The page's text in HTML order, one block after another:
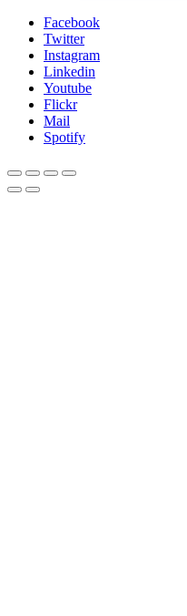
Facebook
Twitter
Instagram
Linkedin
Youtube
Flickr
Mail
Spotify